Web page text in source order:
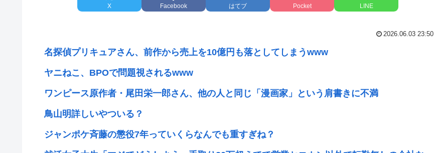
X Facebook はてブ Pocket LINE
2026.06.03 23:50
名探偵プリキュアさん、前作から売上を10億円も落としてしまうwww
ヤニねこ、BPOで問題視されるwww
ワンピース原作者・尾田栄一郎さん、他の人と同じ「漫画家」という肩書きに不満
鳥山明詳しいやついる？
ジャンポケ斉藤の懲役7年っていくらなんでも重すぎね？